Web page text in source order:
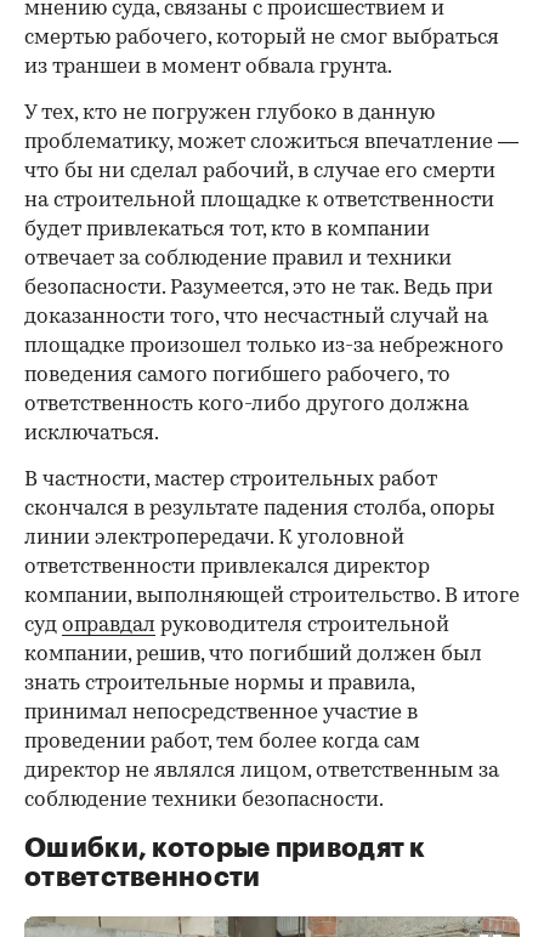
мнению суда, связаны с происшествием и
смертью рабочего, который не смог выбраться
из траншеи в момент обвала грунта.
У тех, кто не погружен глубоко в данную
проблематику, может сложиться впечатление —
что бы ни сделал рабочий, в случае его смерти
на строительной площадке к ответственности
будет привлекаться тот, кто в компании
отвечает за соблюдение правил и техники
безопасности. Разумеется, это не так. Ведь при
доказанности того, что несчастный случай на
площадке произошел только из-за небрежного
поведения самого погибшего рабочего, то
ответственность кого-либо другого должна
исключаться.
В частности, мастер строительных работ
скончался в результате падения столба, опоры
линии электропередачи. К уголовной
ответственности привлекался директор
компании, выполняющей строительство. В итоге
суд оправдал руководителя строительной
компании, решив, что погибший должен был
знать строительные нормы и правила,
принимал непосредственное участие в
проведении работ, тем более когда сам
директор не являлся лицом, ответственным за
соблюдение техники безопасности.
Ошибки, которые приводят к
ответственности